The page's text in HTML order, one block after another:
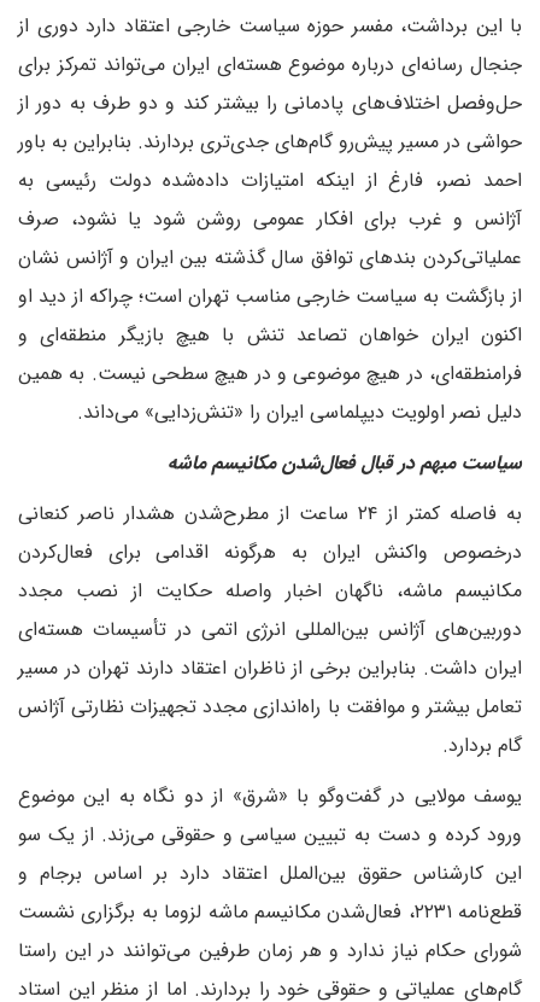
با این برداشت، مفسر حوزه سیاست خارجی اعتقاد دارد دوری از
جنجال رسانه‌ای درباره موضوع هسته‌ای ایران می‌تواند تمرکز برای
حل‌وفصل اختلاف‌های پادمانی را بیشتر کند و دو طرف به دور از
حواشی در مسیر پیش‌رو گام‌های جدی‌تری بردارند. بنابراین به باور
احمد نصر، فارغ از اینکه امتیازات داده‌شده دولت رئیسی به
آژانس و غرب برای افکار عمومی روشن شود یا نشود، صرف
عملیاتی‌کردن بندهای توافق سال گذشته بین ایران و آژانس نشان
از بازگشت به سیاست خارجی مناسب تهران است؛ چرا‌که از دید او
اکنون ایران خواهان تصاعد تنش با هیچ بازیگر منطقه‌ای و
فرامنطقه‌ای، در هیچ موضوعی و در هیچ سطحی نیست. به همین
دلیل نصر اولویت دیپلماسی ایران را «تنش‌زدایی» می‌داند.
سیاست مبهم در قبال فعال‌شدن مکانیسم ماشه
به فاصله کمتر از ۲۴ ساعت از مطرح‌شدن هشدار ناصر کنعانی
درخصوص واکنش ایران به هرگونه اقدامی برای فعال‌کردن
مکانیسم ماشه، ناگهان اخبار واصله حکایت از نصب مجدد
دوربین‌های آژانس بین‌المللی انرژی اتمی در تأسیسات هسته‌ای
ایران داشت. بنابراین برخی از ناظران اعتقاد دارند تهران در مسیر
تعامل بیشتر و موافقت با راه‌اندازی مجدد تجهیزات نظارتی آژانس
گام بردارد.
یوسف مولایی در گفت‌وگو با «شرق» از دو نگاه به این موضوع
ورود کرده و دست به تبیین سیاسی و حقوقی می‌زند. از یک سو
این کارشناس حقوق بین‌الملل اعتقاد دارد بر اساس برجام و
قطع‌نامه ۲۲۳۱، فعال‌شدن مکانیسم ماشه لزوما به برگزاری نشست
شورای حکام نیاز ندارد و هر زمان طرفین می‌توانند در این راستا
گام‌های عملیاتی و حقوقی خود را بردارند. اما از منظر این استاد